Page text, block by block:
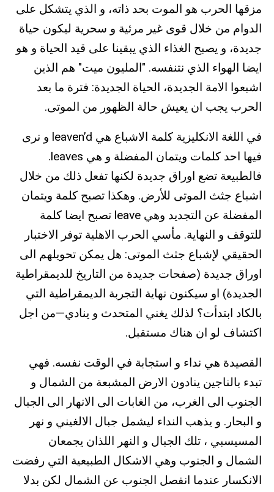
مزقها الحرب هو الموت بحد ذاته، و الذي يتشكل على
الدوام من خلال قوى غير مرئية و سحرية ليكون حياة
جديدة، و يصبح الغذاء الذي يبقينا على قيد الحياة و هو
ايضا الهواء الذي نتنفسه. "المليون ميت" هم الذين
اشبعوا الامة الجديدة، الحياة الجديدة: فترة ما بعد
الحرب يجب ان يعيش حالة الظهور من الموتى.
في اللغة الانكليزية كلمة الاشباع هي leaven’d و نرى
فيها احد كلمات ويتمان المفضلة و هي leaves.
فالطبيعة تضع اوراق جديدة لكنها تفعل ذلك من خلال
اشباع جثث الموتى للأرض. وهكذا تصبح كلمة ويتمان
المفضلة عن التجديد وهي leave تصبح ايضا كلمة
للتوقف و النهاية. مأسي الحرب الاهلية توفر الاختبار
الحقيقي لإشباع جثث الموتى: هل يمكن تحويلهم الى
اوراق جديدة (صفحات جديدة من التاريخ للديمقراطية
الجديدة) او سيكنون نهاية التجربة الديمقراطية التي
بالكاد ابتدأت؟ لذلك يغني المتحدث و ينادي—من اجل
اكتشاف لو ان هناك مستقبل.
القصيدة هي نداء و استجابة في الوقت نفسه. فهي
تبدء بالناجين ينادون الارض المشبعة من الشمال و
الجنوب الى الغرب، من الغابات الى الانهار الى الجبال
و البحار. و يذهب النداء ليشمل جبال الالغيني و نهر
المسيسبي ، تلك الجبال و النهر اللذان يجمعان
الشمال و الجنوب وهي الاشكال الطبيعية التي رفضت
الانكسار عندما انفصل الجنوب عن الشمال لكن بدلا